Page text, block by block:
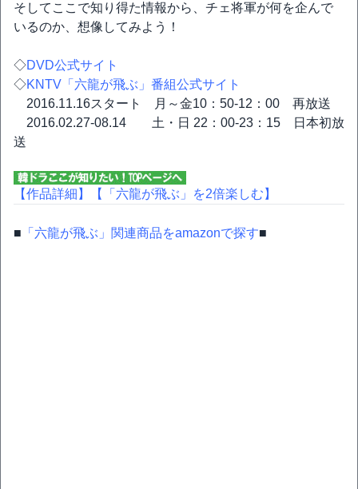
そしてここで知り得た情報から、チェ将軍が何を企んで
いるのか、想像してみよう！
◇DVD公式サイト
◇KNTV「六龍が飛ぶ」番組公式サイト
2016.11.16スタート 月～金10：50-12：00 再放送
2016.02.27-08.14 土・日 22：00-23：15 日本初放
送
【作品詳細】 【「六龍が飛ぶ」を2倍楽しむ】
■ 「六龍が飛ぶ」関連商品をamazonで探す■